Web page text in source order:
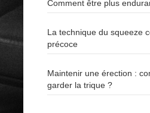
Comment être plus
La technique du squeeze
précoce
Maintenir une érection :
garder la trique ?